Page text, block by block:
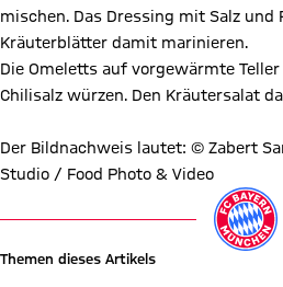
mischen. Das Dressing mit Salz
Kräuterblätter damit marinieren.
Die Omeletts auf vorgewärmte
Chilisalz würzen. Den Kräutersalat
Der Bildnachweis lautet: © Zabert
Studio / Food Photo & Video
Themen dieses Artikels